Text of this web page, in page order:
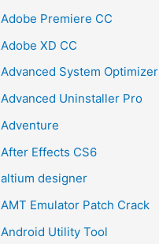
Adobe Premiere CC
Adobe XD CC
Advanced System Optimizer
Advanced Uninstaller Pro
Adventure
After Effects CS6
altium designer
AMT Emulator Patch Crack
Android Utility Tool